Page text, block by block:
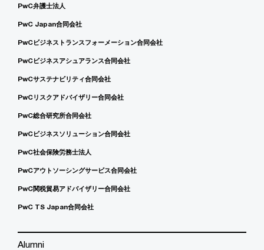
PwC弁護士法人
PwC Japan合同会社
PwCビジネストランスフォーメーション合同会社
PwCビジネスアシュアランス合同会社
PwCサステナビリティ合同会社
PwCリスクアドバイザリー合同会社
PwC総合研究所合同会社
PwCビジネスソリューション合同会社
PwC社会保険労務士法人
PwCアウトソーシングサービス合同会社
PwC関税貿易アドバイザリー合同会社
PwC TS Japan合同会社
Alumni